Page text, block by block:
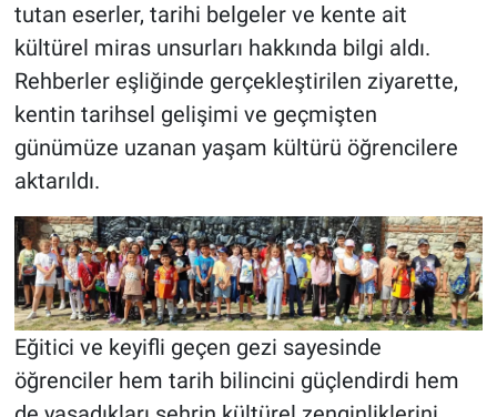
tutan eserler, tarihi belgeler ve kente ait
kültürel miras unsurları hakkında bilgi aldı.
Rehberler eşliğinde gerçekleştirilen ziyarette,
kentin tarihsel gelişimi ve geçmişten
günümüze uzanan yaşam kültürü öğrencilere
aktarıldı.
Eğitici ve keyifli geçen gezi sayesinde
öğrenciler hem tarih bilincini güçlendirdi hem